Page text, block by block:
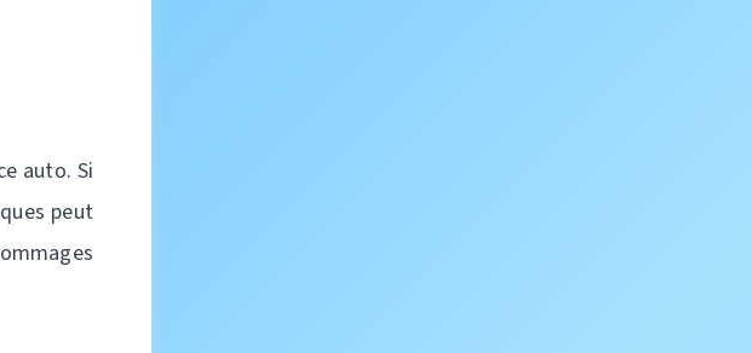
auto. Si
peut